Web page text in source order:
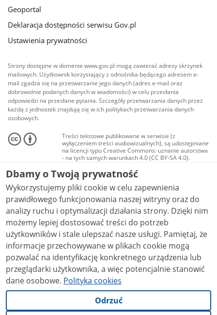
Geoportal
Deklaracja dostępności serwisu Gov.pl
Ustawienia prywatności
Strony dostępne w domenie www.gov.pl mogą zawierać adresy skrzynek
mailowych. Użytkownik korzystający z odnośnika będącego adresem e-
mail zgadza się na przetwarzanie jego danych (adres e-mail oraz
dobrowolnie podanych danych w wiadomości) w celu przesłania
odpowiedzi na przesłane pytania. Szczegóły przetwarzania danych przez
każdą z jednostek znajdują się w ich politykach przetwarzania danych
osobowych.
Treści tekstowe publikowane w serwisie (z
wyłączeniem treści audiowizualnych), są udostępniane
na licencji typu Creative Commons: uznanie autorstwa
- na tych samych warunkach 4.0 (CC BY-SA 4.0).
Materiały audiowizualne, w tym zdjęcia, materiały
audio i wideo, są udostępniane na licencji typu
Creative Commons: uznanie autorstwa użycie
niekomercyjne - bez utworów zależnych 4.0 (CC BY-
NC-ND 4.0), o ile nie jest to stwierdzone inaczej.
Dbamy o Twoją prywatność
Wykorzystujemy pliki cookie w celu zapewnienia
prawidłowego funkcjonowania naszej witryny oraz do
analizy ruchu i optymalizacji działania strony. Dzięki nim
możemy lepiej dostosować treści do potrzeb
użytkowników i stale ulepszać nasze usługi. Pamiętaj, że
informacje przechowywane w plikach cookie mogą
pozwalać na identyfikację konkretnego urządzenia lub
przeglądarki użytkownika, a więc potencjalnie stanowić
dane osobowe. Polityka cookies
Odrzuć